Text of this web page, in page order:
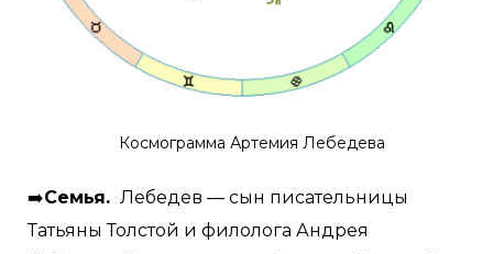
Космограмма Артемия Лебедева
➡️Семья. Лебедев — сын писательницы
Татьяны Толстой и филолога Андрея